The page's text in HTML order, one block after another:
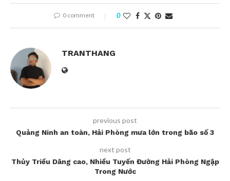
0 comment 0
TRANTHANG
previous post
Quảng Ninh an toàn, Hải Phòng mưa lớn trong bão số 3
next post
Thủy Triều Dâng cao, Nhiều Tuyến Đường Hải Phòng Ngập
Trong Nước